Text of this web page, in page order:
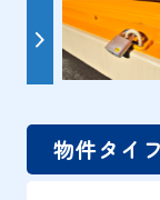
物件タイ